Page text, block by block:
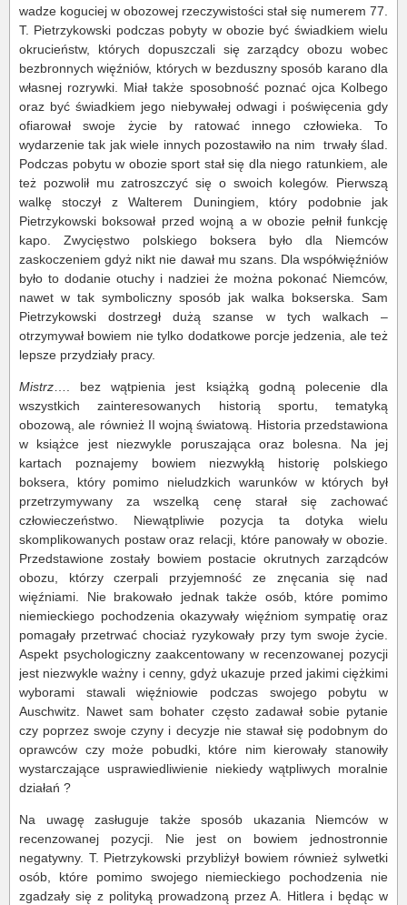
wadze koguciej w obozowej rzeczywistości stał się numerem 77.
T. Pietrzykowski podczas pobyty w obozie być świadkiem wielu
okrucieństw, których dopuszczali się zarządcy obozu wobec
bezbronnych więźniów, których w bezduszny sposób karano dla
własnej rozrywki. Miał także sposobność poznać ojca Kolbego
oraz być świadkiem jego niebywałej odwagi i poświęcenia gdy
ofiarował swoje życie by ratować innego człowieka. To
wydarzenie tak jak wiele innych pozostawiło na nim
trwały ślad.
Podczas pobytu w obozie sport stał się dla niego ratunkiem, ale
też pozwolił mu zatroszczyć się o swoich kolegów. Pierwszą
walkę stoczył z Walterem Duningiem, który podobnie jak
Pietrzykowski boksował przed wojną a w obozie pełnił funkcję
kapo. Zwycięstwo polskiego boksera było dla Niemców
zaskoczeniem gdyż nikt nie dawał mu szans. Dla współwięźniów
było to dodanie otuchy i nadziei że można pokonać Niemców,
nawet w tak symboliczny sposób jak walka bokserska. Sam
Pietrzykowski dostrzegł dużą szanse w tych walkach –
otrzymywał bowiem nie tylko dodatkowe porcje jedzenia, ale też
lepsze przydziały pracy.
Mistrz …. bez wątpienia jest książką godną polecenie dla
wszystkich zainteresowanych historią sportu, tematyką
obozową, ale również II wojną światową. Historia przedstawiona
w książce jest niezwykle poruszająca oraz bolesna. Na jej
kartach poznajemy bowiem niezwykłą historię polskiego
boksera, który pomimo nieludzkich warunków w których był
przetrzymywany za wszelką cenę starał się zachować
człowieczeństwo. Niewątpliwie pozycja ta dotyka wielu
skomplikowanych postaw oraz relacji, które panowały w obozie.
Przedstawione zostały bowiem postacie okrutnych zarządców
obozu, którzy czerpali przyjemność ze znęcania się nad
więźniami. Nie brakowało jednak także osób, które pomimo
niemieckiego pochodzenia okazywały więźniom sympatię oraz
pomagały przetrwać chociaż ryzykowały przy tym swoje życie.
Aspekt psychologiczny zaakcentowany w recenzowanej pozycji
jest niezwykle ważny i cenny, gdyż ukazuje przed jakimi ciężkimi
wyborami stawali więźniowie podczas swojego pobytu w
Auschwitz. Nawet sam bohater często zadawał sobie pytanie
czy poprzez swoje czyny i decyzje nie stawał się podobnym do
oprawców czy może pobudki, które nim kierowały stanowiły
wystarczające usprawiedliwienie niekiedy wątpliwych moralnie
działań ?
Na uwagę zasługuje także sposób ukazania Niemców w
recenzowanej pozycji. Nie jest on bowiem jednostronnie
negatywny. T. Pietrzykowski przybliżył bowiem również sylwetki
osób, które pomimo swojego niemieckiego pochodzenia nie
zgadzały się z polityką prowadzoną przez A. Hitlera i będąc w